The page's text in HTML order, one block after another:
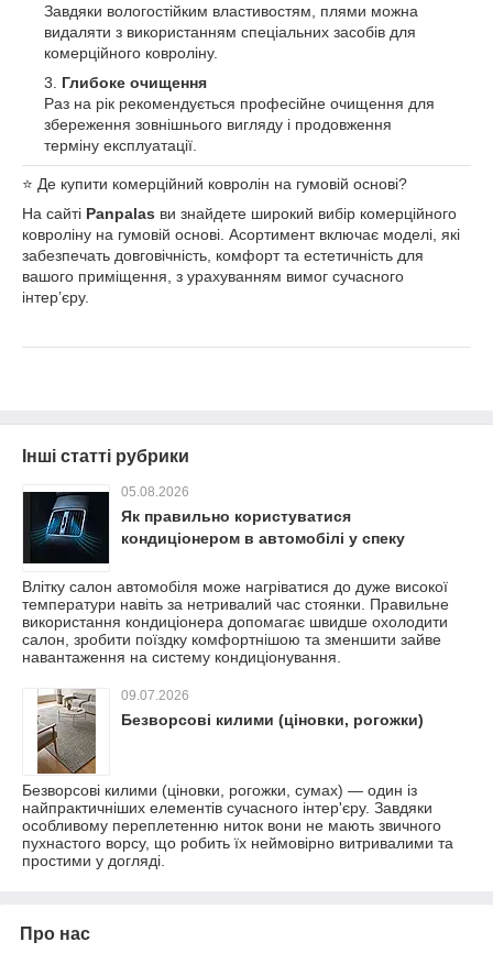
Завдяки вологостійким властивостям, плями можна
видаляти з використанням спеціальних засобів для
комерційного ковроліну.
Глибоке очищення
Раз на рік рекомендується професійне очищення для
збереження зовнішнього вигляду і продовження
терміну експлуатації.
⭐️ Де купити комерційний ковролін на гумовій основі?
На сайті Panpalas ви знайдете широкий вибір комерційного
ковроліну на гумовій основі. Асортимент включає моделі, які
забезпечать довговічність, комфорт та естетичність для
вашого приміщення, з урахуванням вимог сучасного
інтер’єру.
Інші статті рубрики
05.08.2026
Як правильно користуватися
кондиціонером в автомобілі у спеку
Влітку салон автомобіля може нагріватися до дуже високої
температури навіть за нетривалий час стоянки. Правильне
використання кондиціонера допомагає швидше охолодити
салон, зробити поїздку комфортнішою та зменшити зайве
навантаження на систему кондиціонування.
09.07.2026
Безворсові килими (ціновки, рогожки)
Безворсові килими (ціновки, рогожки, сумах) — один із
найпрактичніших елементів сучасного інтер'єру. Завдяки
особливому переплетенню ниток вони не мають звичного
пухнастого ворсу, що робить їх неймовірно витривалими та
простими у догляді.
Про нас